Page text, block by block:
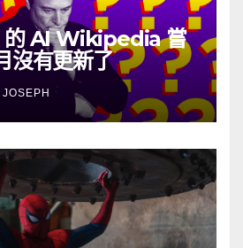
AI Wikipedia 嘗
沒有更新了
JOSEPH